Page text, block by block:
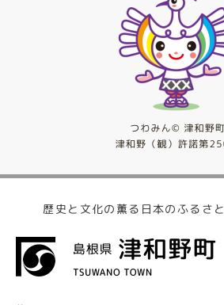
歴史と文化の薫る日本のふるさと